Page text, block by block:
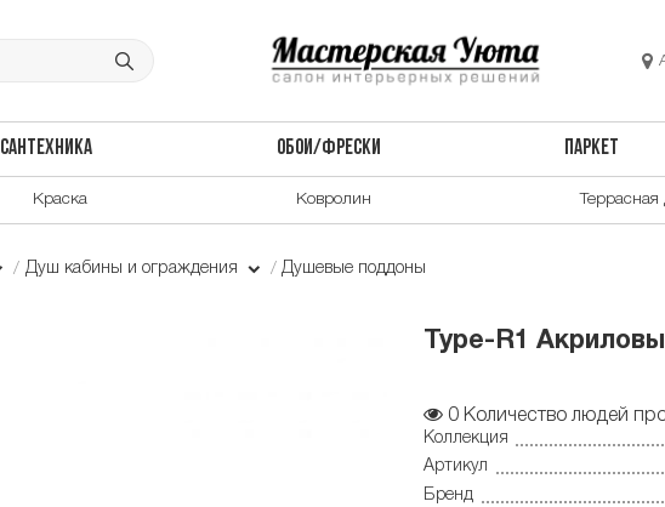
САНТЕХНИКА ОБОИ/ФРЕСКИ ПАРКЕТ
Краска Ковролин Террасная
Душ кабины и ограждения Душевые поддоны
Type-R1
0 Количество людей
Коллекция
Артикул
Бренд